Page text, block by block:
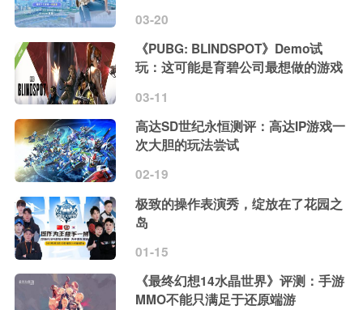
03-20
《PUBG: BLINDSPOT》Demo试
玩：这可能是育碧公司最想做的游戏
03-11
高达SD世纪永恒测评：高达IP游戏一
次大胆的玩法尝试
02-19
极致的操作表演秀，绽放在了花园之
岛
01-15
《最终幻想14水晶世界》评测：手游
MMO不能只满足于还原端游